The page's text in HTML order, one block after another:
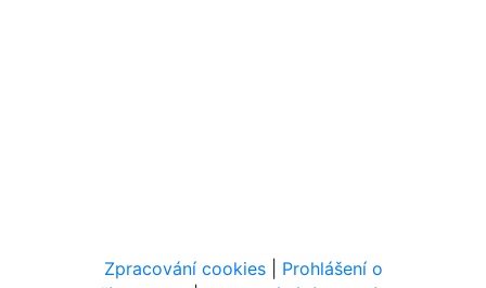
Zpracování cookies
Prohlášení o